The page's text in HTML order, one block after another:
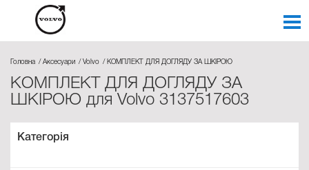
Головна Аксесуари Volvo КОМПЛЕКТ ДЛЯ ДОГЛЯДУ ЗА ШКІРОЮ
КОМПЛЕКТ ДЛЯ ДОГЛЯДУ ЗА
ШКІРОЮ для Volvo 3137517603
Категорія